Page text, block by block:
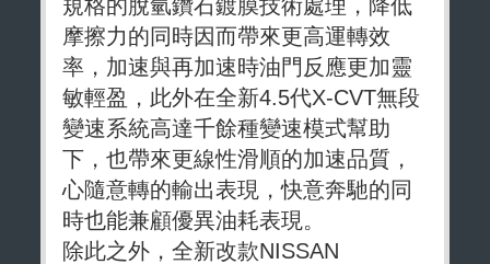
規格的脫氫鑽石鍍膜技術處理，降低
摩擦力的同時因而帶來更高運轉效
率，加速與再加速時油門反應更加靈
敏輕盈，此外在全新4.5代X-CVT無段
變速系統高達千餘種變速模式幫助
下，也帶來更線性滑順的加速品質，
心隨意轉的輸出表現，快意奔馳的同
時也能兼顧優異油耗表現。
除此之外，全新改款NISSAN